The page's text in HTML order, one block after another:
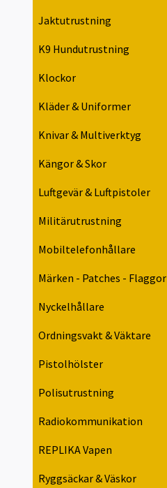
Jaktutrustning
K9 Hundutrustning
Klockor
Kläder & Uniformer
Knivar & Multiverktyg
Kängor & Skor
Luftgevär & Luftpistoler
Militärutrustning
Mobiltelefonhållare
Märken - Patches - Flaggor
Nyckelhållare
Ordningsvakt & Väktare
Pistolhölster
Polisutrustning
Radiokommunikation
REPLIKA Vapen
Ryggsäckar & Väskor